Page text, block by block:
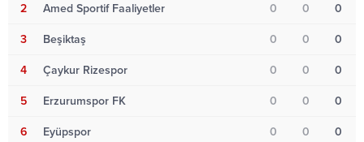
2 Amed Sportif Faaliyetler 0 0 0
3 Beşiktaş 0 0 0
4 Çaykur Rizespor 0 0 0
5 Erzurumspor FK 0 0 0
6 Eyüpspor 0 0 0